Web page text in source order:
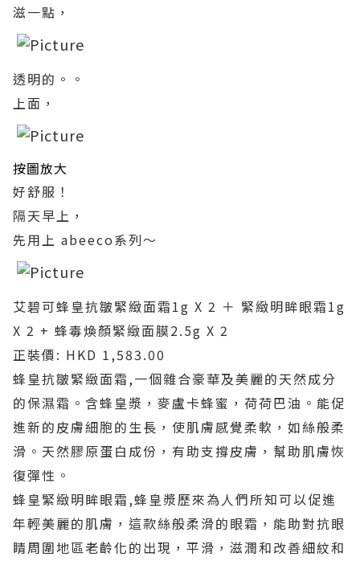
滋一點，
透明的。。
上面，
按圖放大
好舒服！
隔天早上，
先用上 abeeco系列～
艾碧可蜂皇抗皺緊緻面霜1g X 2 ＋ 緊緻明眸眼霜1g
X 2 + 蜂毒煥顏緊緻面膜2.5g X 2
正裝價: HKD 1,583.00
蜂皇抗皺緊緻面霜,一個雜合豪華及美麗的天然成分
的保濕霜。含蜂皇漿，麥盧卡蜂蜜，荷荷巴油。能促
進新的皮膚細胞的生長，使肌膚感覺柔軟，如絲般柔
滑。天然膠原蛋白成份，有助支撐皮膚，幫助肌膚恢
復彈性。
蜂皇緊緻明眸眼霜,蜂皇漿歷來為人們所知可以促進
年輕美麗的肌膚，這款絲般柔滑的眼霜，能助對抗眼
睛周圍地區老齡化的出現，平滑，滋潤和改善細紋和